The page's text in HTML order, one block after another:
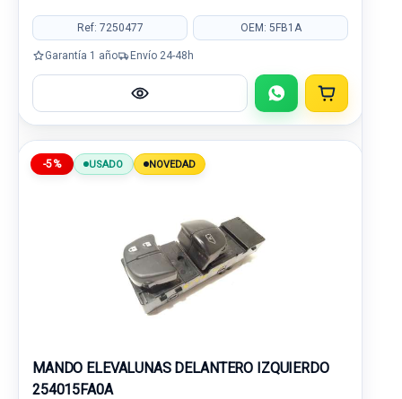
Ref: 7250477 OEM: 5FB1A
Garantía 1 año Envío 24-48h
-5% USADO NOVEDAD
MANDO ELEVALUNAS DELANTERO IZQUIERDO
254015FA0A